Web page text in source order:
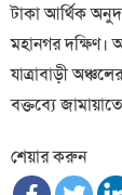
টাকা আর্থিক
মহানগর দক্ষিণ।
যাত্রাবাড়ী
বক্তব্যে
শেয়ার করুন